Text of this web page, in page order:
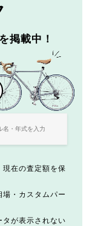
掲載中！
現在の査定額を保
・カスタムパー
タが表示されない